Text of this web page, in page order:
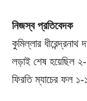
নিজস্ব প্রতিবেদক
কুমিল্লার
লড়াই শেষ হয়েছিল
ফিরতি ম্যাচের ফল ১-